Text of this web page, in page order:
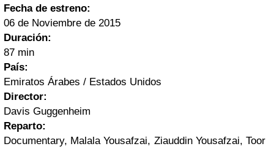
Fecha de estreno:
06 de Noviembre de 2015
Duración:
87 min
País:
Emiratos Árabes / Estados Unidos
Director:
Davis Guggenheim
Reparto:
Documentary, Malala Yousafzai, Ziauddin Yousafzai, Toor